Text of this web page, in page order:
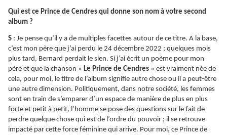
Qui est ce Prince de Cendres qui donne son nom à votre second
album ?
S : Je pense qu’il y a de multiples facettes autour de ce titre. A la base,
c’est mon père que j’ai perdu le 24 décembre 2022 ; quelques mois
plus tard, Bernard perdait le sien. Si j’ai écrit un poème pour mon
père et que la chanson « Le Prince de Cendres » est vraiment née de
cela, pour moi, le titre de l’album signifie autre chose ou il a peut-être
une autre dimension. Politiquement, dans notre société, les femmes
sont en train de s’emparer d’un espace de manière de plus en plus
forte et petit à petit, l’homme se pose des questions sur le fait de
perdre quelque chose qui est de l’ordre du pouvoir ; il se retrouve
impacté par cette force féminine qui arrive. Pour moi, ce Prince de